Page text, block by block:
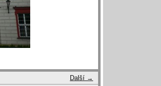
Další →